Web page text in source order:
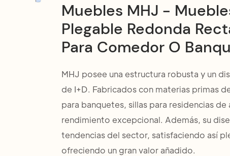
Muebles MHJ -
Plegable Redonda
Para Comedor O
MHJ posee una estructura robusta y un
de I+D. Fabricados con materias primas
para banquetes, sillas para residencias
rendimiento excepcional. Además, su
tendencias del sector, satisfaciendo así
ofreciendo un gran valor añadido.